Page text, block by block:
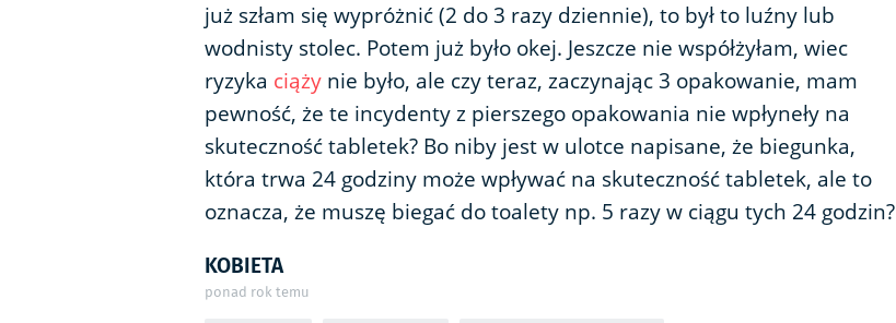
już szłam się wypróżnić (2 do 3 razy dziennie), to był to luźny lub
wodnisty stolec. Potem już było okej. Jeszcze nie współżyłam, wiec
ryzyka ciąży nie było, ale czy teraz, zaczynając 3 opakowanie, mam
pewność, że te incydenty z pierszego opakowania nie wpłyneły na
skuteczność tabletek? Bo niby jest w ulotce napisane, że biegunka,
która trwa 24 godziny może wpływać na skuteczność tabletek, ale to
oznacza, że muszę biegać do toalety np. 5 razy w ciągu tych 24 godzin?
KOBIETA
ponad rok temu